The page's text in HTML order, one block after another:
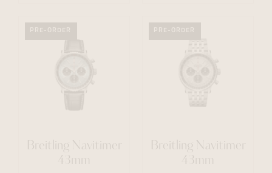
PRE-ORDER
Breitling Navitimer
43mm
PRE-ORDER
Breitling Navitimer
43mm